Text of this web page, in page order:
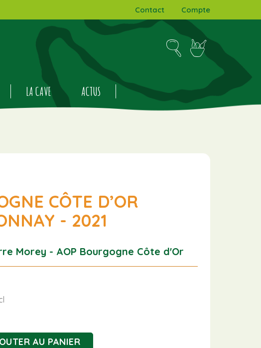
Contact Compte
LA CAVE ACTUS
CÔTE D’OR
- 2021
Morey - AOP Bourgogne Côte d'Or
AU PANIER